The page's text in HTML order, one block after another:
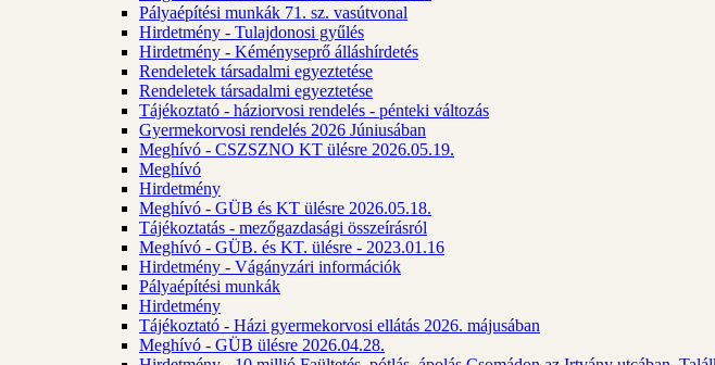
Pályaépítési munkák 71. sz. vasútvonal
Hirdetmény - Tulajdonosi gyűlés
Hirdetmény - Kéményseprő álláshírdetés
Rendeletek társadalmi egyeztetése
Rendeletek társadalmi egyeztetése
Tájékoztató - háziorvosi rendelés - pénteki változás
Gyermekorvosi rendelés 2026 Júniusában
Meghívó - CSZSZNO KT ülésre 2026.05.19.
Meghívó
Hirdetmény
Meghívó - GÜB és KT ülésre 2026.05.18.
Tájékoztatás - mezőgazdasági összeírásról
Meghívó - GÜB. és KT. ülésre - 2023.01.16
Hirdetmény - Vágányzári információk
Pályaépítési munkák
Hirdetmény
Tájékoztató - Házi gyermekorvosi ellátás 2026. májusában
Meghívó - GÜB ülésre 2026.04.28.